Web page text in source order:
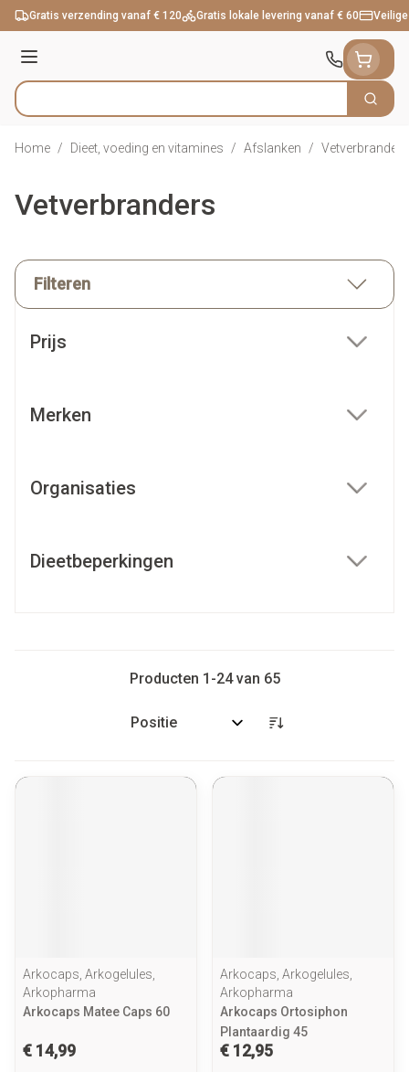
Ga naar de inhoud
Gratis verzending vanaf € 120 Gratis lokale levering vanaf € 60
Menu
Product, merk, categorie... Zoek
Home / Dieet, voeding en vitamines / Afslanken / Vetverbranders
Vetverbranders
Filteren
Prijs
Merken
Organisaties
Dieetbeperkingen
Producten 1 -24van 65
Sorteer op:
Arkocaps, Arkogelules,
Arkopharma
Arkocaps Matee Caps 60
€ 14,99
Arkocaps, Arkogelules,
Arkopharma
Arkocaps Ortosiphon
Plantaardig 45
€ 12,95